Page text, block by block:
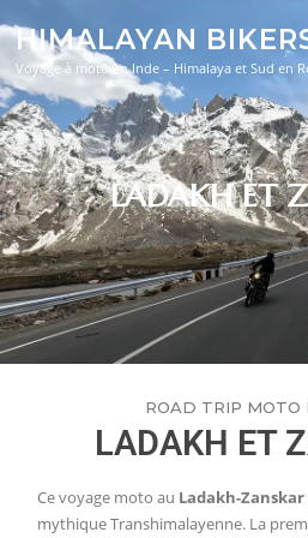
HIMALAYAN
Voyage à moto en Inde – Himalaya et Sud en
LADAKH ET
ROAD TRIP MOTO
LADAKH ET
Ce voyage moto au Ladakh-Zanskar
mythique Transhimalayenne. La